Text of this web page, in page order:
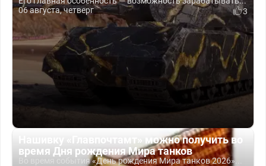
06 августа, четверг
3
Нашивку «Главпочтамт» можно получить во
время Дня рождения Мира танков
Во время события «День рождения Мира танков 2026»...